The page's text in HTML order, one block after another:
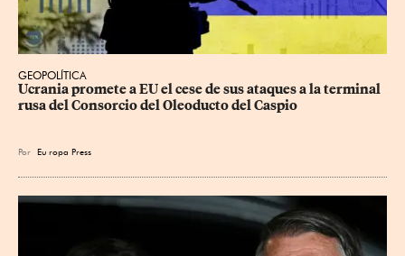
GEOPOLÍTICA
Ucrania promete a EU el cese de sus ataques a la terminal
rusa del Consorcio del Oleoducto del Caspio
Por Eu ropa Press